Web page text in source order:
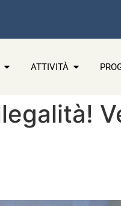
ATTIVITÀ